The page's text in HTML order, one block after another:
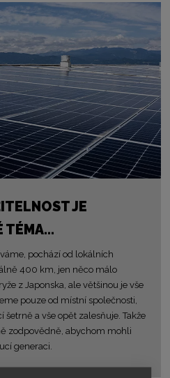
JE
TÉMA…
pochází od lokálních
400 km, jen něco málo
z Japonska, ale většinou je vše
pouze od místní společnosti,
šetrně a vše opět zalesňuje. Takže
zodpovědně, abychom mohli
generaci.